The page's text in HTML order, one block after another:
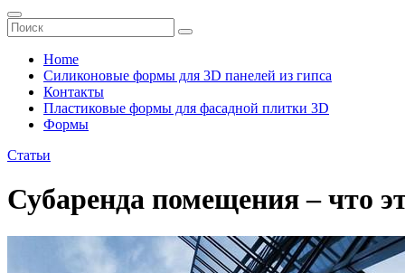
Home
Cиликоновые формы для 3D панелей из гипса
Контакты
Пластиковые формы для фасадной плитки 3D
Формы
Статьи
Субаренда помещения – что